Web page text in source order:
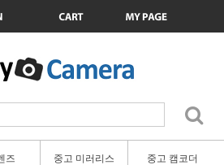
즈 중고 미러리스 중고 캠코더